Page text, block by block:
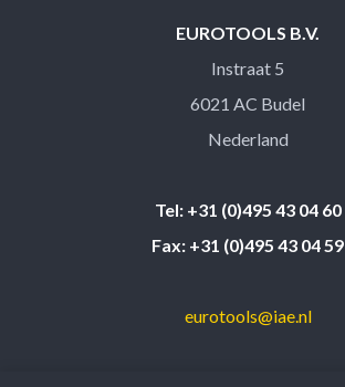
EUROTOOLS B.V.
Instraat 5
6021 AC Budel
Nederland
Tel: +31 (0)495 43 04 60
Fax: +31 (0)495 43 04 59
eurotools@iae.nl